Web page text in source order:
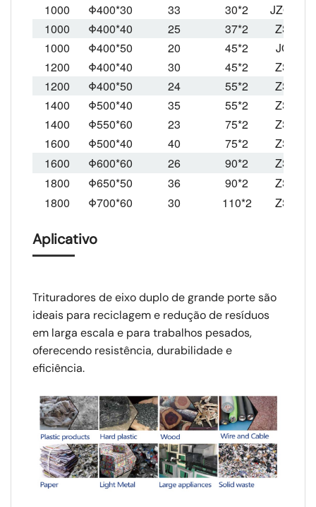
1000
Φ400*30 33 30*2
1000
Φ400*40 25 37*2
ZSY315
1000
Φ400*50 20 45*2
JQZ850
1200
Φ400*40 30 45*2
ZSY355
1200
Φ400*50 24 55*2
ZSY400
1400
Φ500*40 35 55*2
ZSY400
1400
Φ550*60 23 75*2
ZSY450
1600
Φ500*40 40 75*2
ZSY450
1600
Φ600*60 26 90*2
ZSY500
1800
Φ650*50 36 90*2
ZSY500
1800
Φ700*60 30 110*2 ZSY560
Aplicativo
Trituradores de eixo duplo de grande porte são
ideais para reciclagem e redução de resíduos
em larga escala e para trabalhos pesados,
oferecendo resistência, durabilidade e
eficiência.